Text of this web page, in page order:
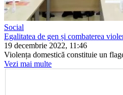
Social
Egalitatea de gen și combaterea
19 decembrie 2022, 11:46
Violența domestică constituie un
Vezi mai multe